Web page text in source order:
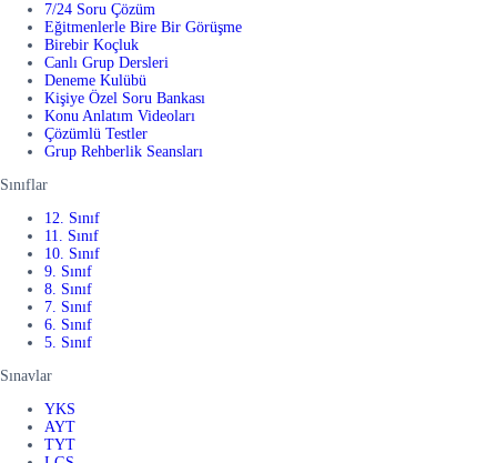
7/24 Soru Çözüm
Eğitmenlerle Bire Bir Görüşme
Birebir Koçluk
Canlı Grup Dersleri
Deneme Kulübü
Kişiye Özel Soru Bankası
Konu Anlatım Videoları
Çözümlü Testler
Grup Rehberlik Seansları
Sınıflar
12. Sınıf
11. Sınıf
10. Sınıf
9. Sınıf
8. Sınıf
7. Sınıf
6. Sınıf
5. Sınıf
Sınavlar
YKS
AYT
TYT